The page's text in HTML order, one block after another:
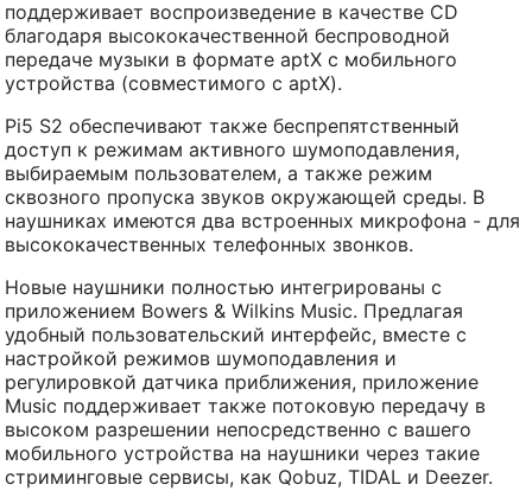
поддерживает воспроизведение в качестве CD
благодаря высококачественной беспроводной
передаче музыки в формате aptX с мобильного
устройства (совместимого с aptX).
Pi5 S2 обеспечивают также беспрепятственный
доступ к режимам активного шумоподавления,
выбираемым пользователем, а также режим
сквозного пропуска звуков окружающей среды. В
наушниках имеются два встроенных микрофона - для
высококачественных телефонных звонков.
Новые наушники полностью интегрированы с
приложением Bowers & Wilkins Music. Предлагая
удобный пользовательский интерфейс, вместе с
настройкой режимов шумоподавления и
регулировкой датчика приближения, приложение
Music поддерживает также потоковую передачу в
высоком разрешении непосредственно с вашего
мобильного устройства на наушники через такие
стриминговые сервисы, как Qobuz, TIDAL и Deezer.